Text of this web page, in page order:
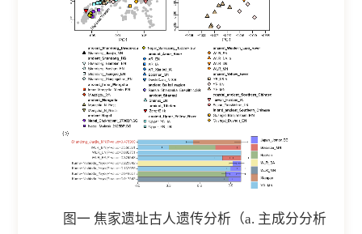
图一 焦家遗址古人遗传分析（a. 主成分分析